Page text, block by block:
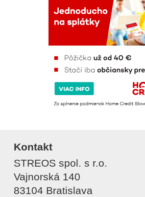
Kontakt
STREOS spol. s r.o.
Vajnorská 140
83104 Bratislava